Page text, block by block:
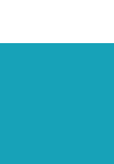
ยขับปัสสาวะ
ใช้เป็นยาพอกบริเวณ
อง และแผลฟกช้ำ
านให้เป็นปริศนาว่า
ตำลึง คนฉลาดแก้
ปากหลุมไว้อย่าง
วประมาณ 1 คืบ เมื่อ